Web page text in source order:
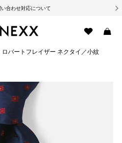
合わせ対応について 熊
ロバートフレイザー ネクタイ／小紋